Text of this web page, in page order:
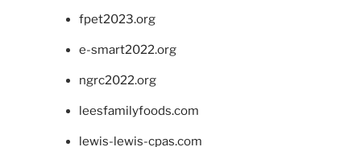
fpet2023.org
e-smart2022.org
ngrc2022.org
leesfamilyfoods.com
lewis-lewis-cpas.com